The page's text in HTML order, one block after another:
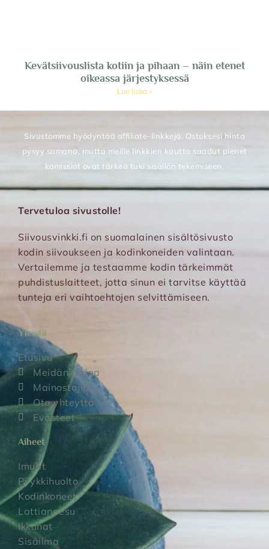
Kevätsiivouslista kotiin ja pihaan – näin etenet
oikeassa järjestyksessä
Lue lisää »
Sivustomme hyödyntää affiliate-linkkejä. Ostoksesi hinta
pysyy samana, mutta meille linkkien kautta saadut pienet
komissiot ovat tärkeä tuki sisällön tekemiseen.
Tervetuloa sivustolle!
Siivousvinkki.fi on suomalainen sisältösivusto
kodin siivoukseen ja kodinkoneiden valintaan.
Vertailemme ja testaamme kodin tärkeimmät
puhdistuslaitteet, jotta sinun ei tarvitse käyttää
tunteja eri vaihtoehtojen selvittämiseen.
Yleistä
Etusivu
Meidän tarina
Mainostajille
Ota yhteyttä
Evästeet
Aiheet
Imurit
Pyykkihuolto
Kodinkoneet
Lattianpesu
Ikkunat
Sisäilma